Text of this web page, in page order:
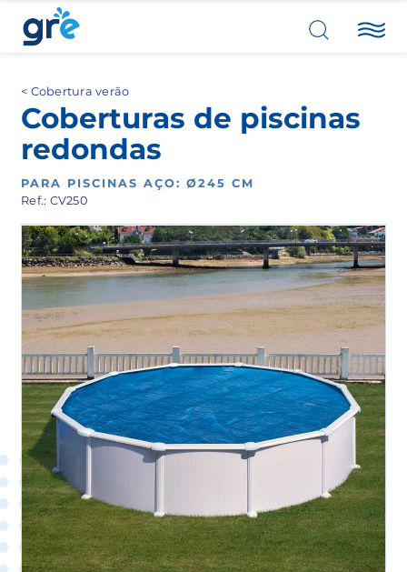
Cobertura verão
Coberturas de piscinas
redondas
PARA PISCINAS AÇO: Ø245 CM
Ref.: CV250